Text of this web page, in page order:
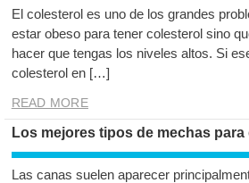
El colesterol es uno de los grandes
estar obeso para tener colesterol sino
hacer que tengas los niveles altos. Si
colesterol en […]
READ MORE
Los mejores tipos de mechas
Las canas suelen aparecer